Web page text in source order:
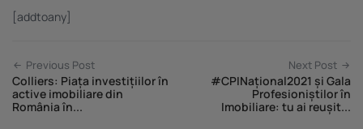
[addtoany]
Previous Post
Colliers: Piața investițiilor în
active imobiliare din
România în...
Next Post
#CPINațional2021 și Gala
Profesioniștilor în
Imobiliare: tu ai reușit...